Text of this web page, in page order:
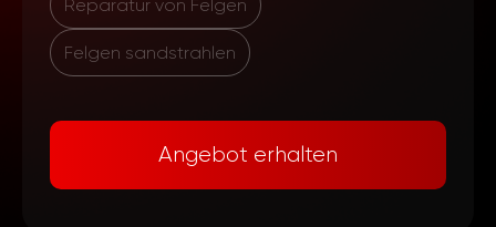
Reparatur von Felgen
Felgen sandstrahlen
Angebot erhalten